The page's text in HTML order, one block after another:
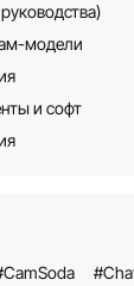
модели
и софт